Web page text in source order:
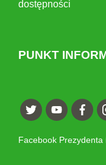
dostępności
PUNKT
Facebook Prezydenta